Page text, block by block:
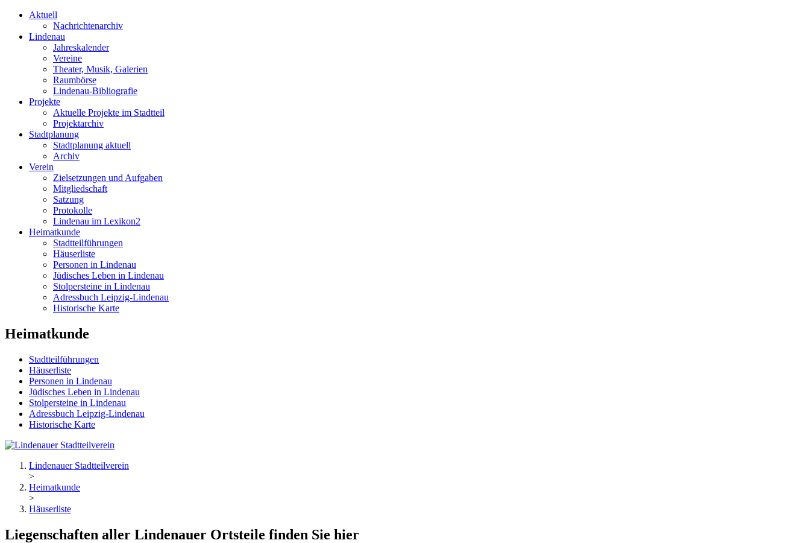
Aktuell
Nachrichtenarchiv
Lindenau
Jahreskalender
Vereine
Theater, Musik, Galerien
Raumbörse
Lindenau-Bibliografie
Projekte
Aktuelle Projekte im Stadtteil
Projektarchiv
Stadtplanung
Stadtplanung aktuell
Archiv
Verein
Zielsetzungen und Aufgaben
Mitgliedschaft
Satzung
Protokolle
Lindenau im Lexikon2
Heimatkunde
Stadtteilführungen
Häuserliste
Personen in Lindenau
Jüdisches Leben in Lindenau
Stolpersteine in Lindenau
Adressbuch Leipzig-Lindenau
Historische Karte
Heimatkunde
Stadtteilführungen
Häuserliste
Personen in Lindenau
Jüdisches Leben in Lindenau
Stolpersteine in Lindenau
Adressbuch Leipzig-Lindenau
Historische Karte
Lindenauer Stadtteilverein
>
Heimatkunde
>
Häuserliste
Liegenschaften aller Lindenauer Ortsteile finden Sie hier